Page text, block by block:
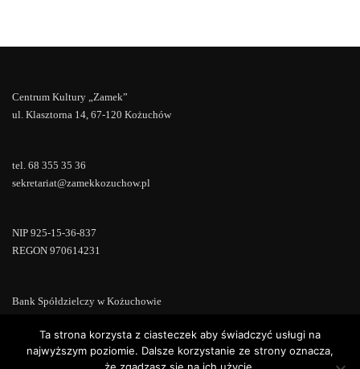
Centrum Kultury „Zamek”
ul. Klasztorna 14, 67-120 Kożuchów
tel. 68 355 35 36
sekretariat@zamekkozuchow.pl
NIP 925-15-36-837
REGON 970614231
Bank Spółdzielczy w Kożuchowie
Ta strona korzysta z ciasteczek aby świadczyć usługi na
najwyższym poziomie. Dalsze korzystanie ze strony oznacza,